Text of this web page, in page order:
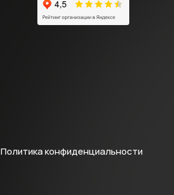
Политика конфиденциальности